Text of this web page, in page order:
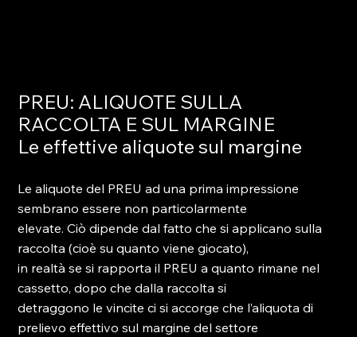
PREU: ALIQUOTE SULLA
RACCOLTA E SUL MARGINE
Le effettive aliquote sul margine
Le aliquote del PREU ad una prima impressione
sembrano essere non particolarmente
elevate. Ciò dipende dal fatto che si applicano sulla
raccolta (cioè su quanto viene giocato),
in realtà se si rapporta il PREU a quanto rimane nel
cassetto, dopo che dalla raccolta si
detraggono le vincite ci si accorge che l’aliquota di
prelievo effettivo sul margine del settore